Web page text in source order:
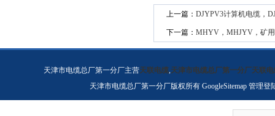
上一篇： DJYPV3计算机电缆，
下一篇： MHYV，MHJYV，矿
天津市电缆总厂第一分厂主营天联电缆,天津市电缆总厂第一分厂天联电
天津市电缆总厂第一分厂版权所有 GoogleSitemap 管理登